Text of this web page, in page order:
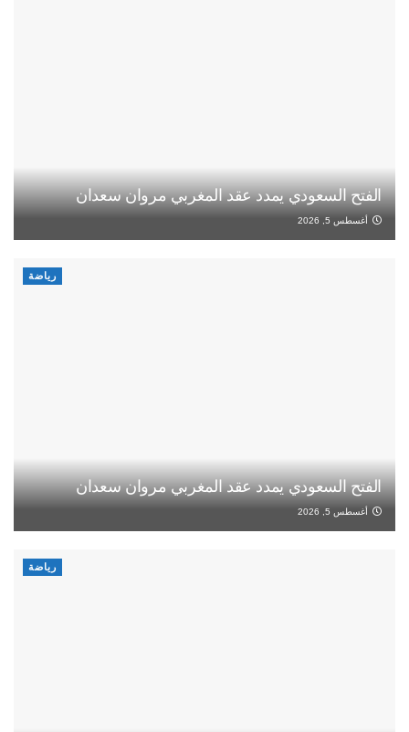
الفتح السعودي يمدد عقد المغربي مروان سعدان
أغسطس 5, 2026
رياضة
الفتح السعودي يمدد عقد المغربي مروان سعدان
أغسطس 5, 2026
رياضة